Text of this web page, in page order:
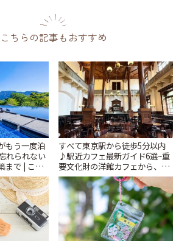
こちらの記事もおすすめ
もう一度泊
れられない
まで | こと
すべて東京駅から徒歩5分以内
♪駅近カフェ最新ガイド6選~重
要文化財の洋館カフェから、改
札すぐのレトロ喫茶まで~ | こと
りっぷ